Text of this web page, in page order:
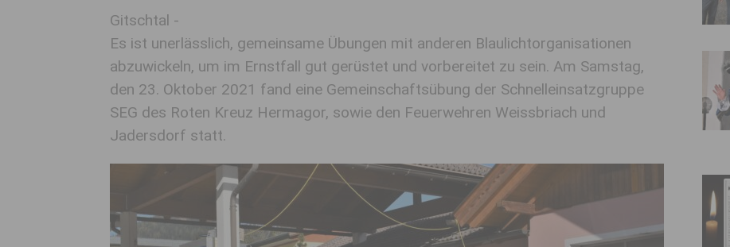
Gitschtal -
Es ist unerlässlich, gemeinsame Übungen mit anderen Blaulichtorganisationen
abzuwickeln, um im Ernstfall gut gerüstet und vorbereitet zu sein. Am Samstag,
den 23. Oktober 2021 fand eine Gemeinschaftsübung der Schnelleinsatzgruppe
SEG des Roten Kreuz Hermagor, sowie den Feuerwehren Weissbriach und
Jadersdorf statt.